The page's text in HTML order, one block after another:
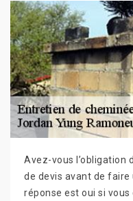
Avez-vous l’obligation
de devis avant de faire
réponse est oui si